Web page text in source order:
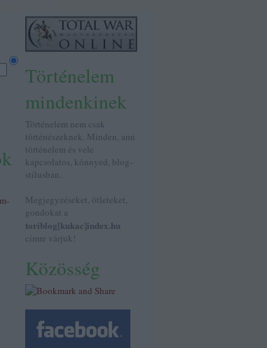
Történelem
mindenkinek
Történelem nem csak
történészeknek. Minden, ami
történelem és vele
kapcsolatos, könnyed, blog-
stílusban.
Megjegyzéseket, ötleteket,
gondokat a
toriblog[kukac]index.hu
címre várjuk!
Közösség